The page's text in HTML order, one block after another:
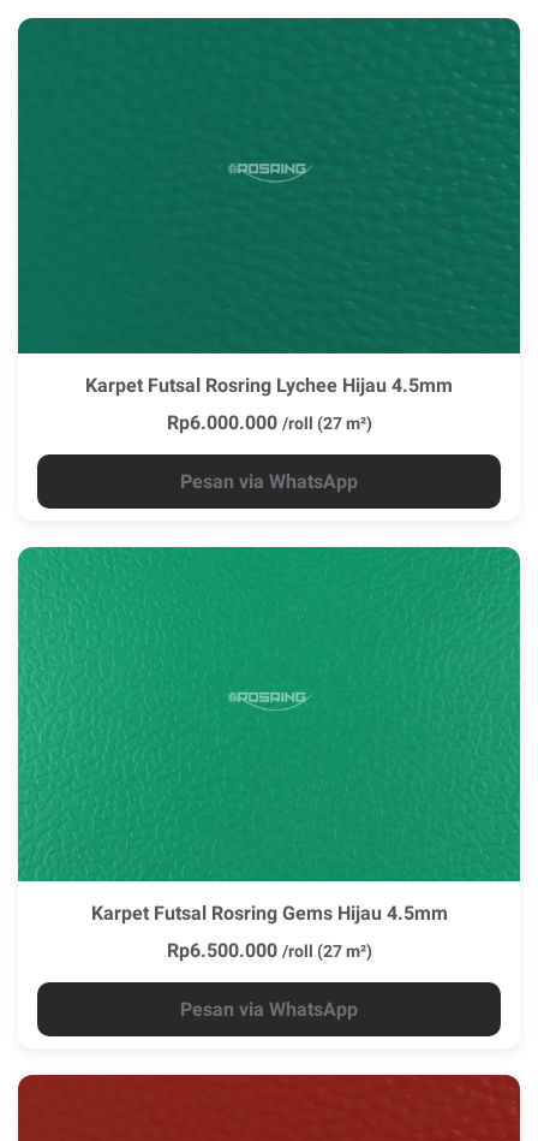
Karpet Futsal Rosring Lychee Hijau 4.5mm
Rp6.000.000 /roll (27 m²)
Pesan via WhatsApp
Karpet Futsal Rosring Gems Hijau 4.5mm
Rp6.500.000 /roll (27 m²)
Pesan via WhatsApp